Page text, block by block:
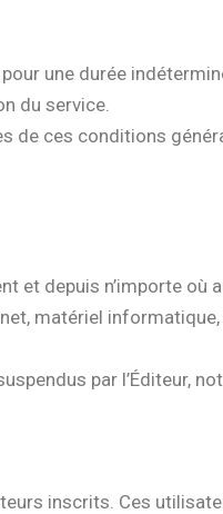
une durée
du service.
de ces conditions
depuis n’importe où
matériel
par l’Éditeur,
inscrits. Ces